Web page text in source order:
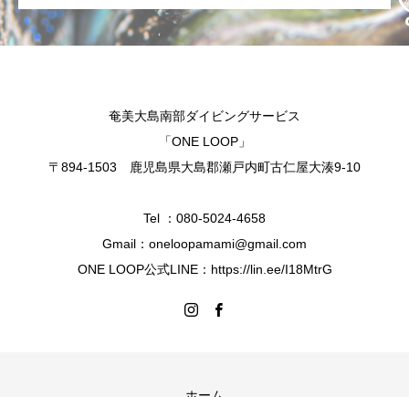
奄美大島南部ダイビングサービス
「ONE LOOP」
〒894-1503 鹿児島県大島郡瀬戸内町古仁屋大湊9-10
Tel ：080-5024-4658
Gmail：oneloopamami@gmail.com
ONE LOOP公式LINE：https://lin.ee/I18MtrG